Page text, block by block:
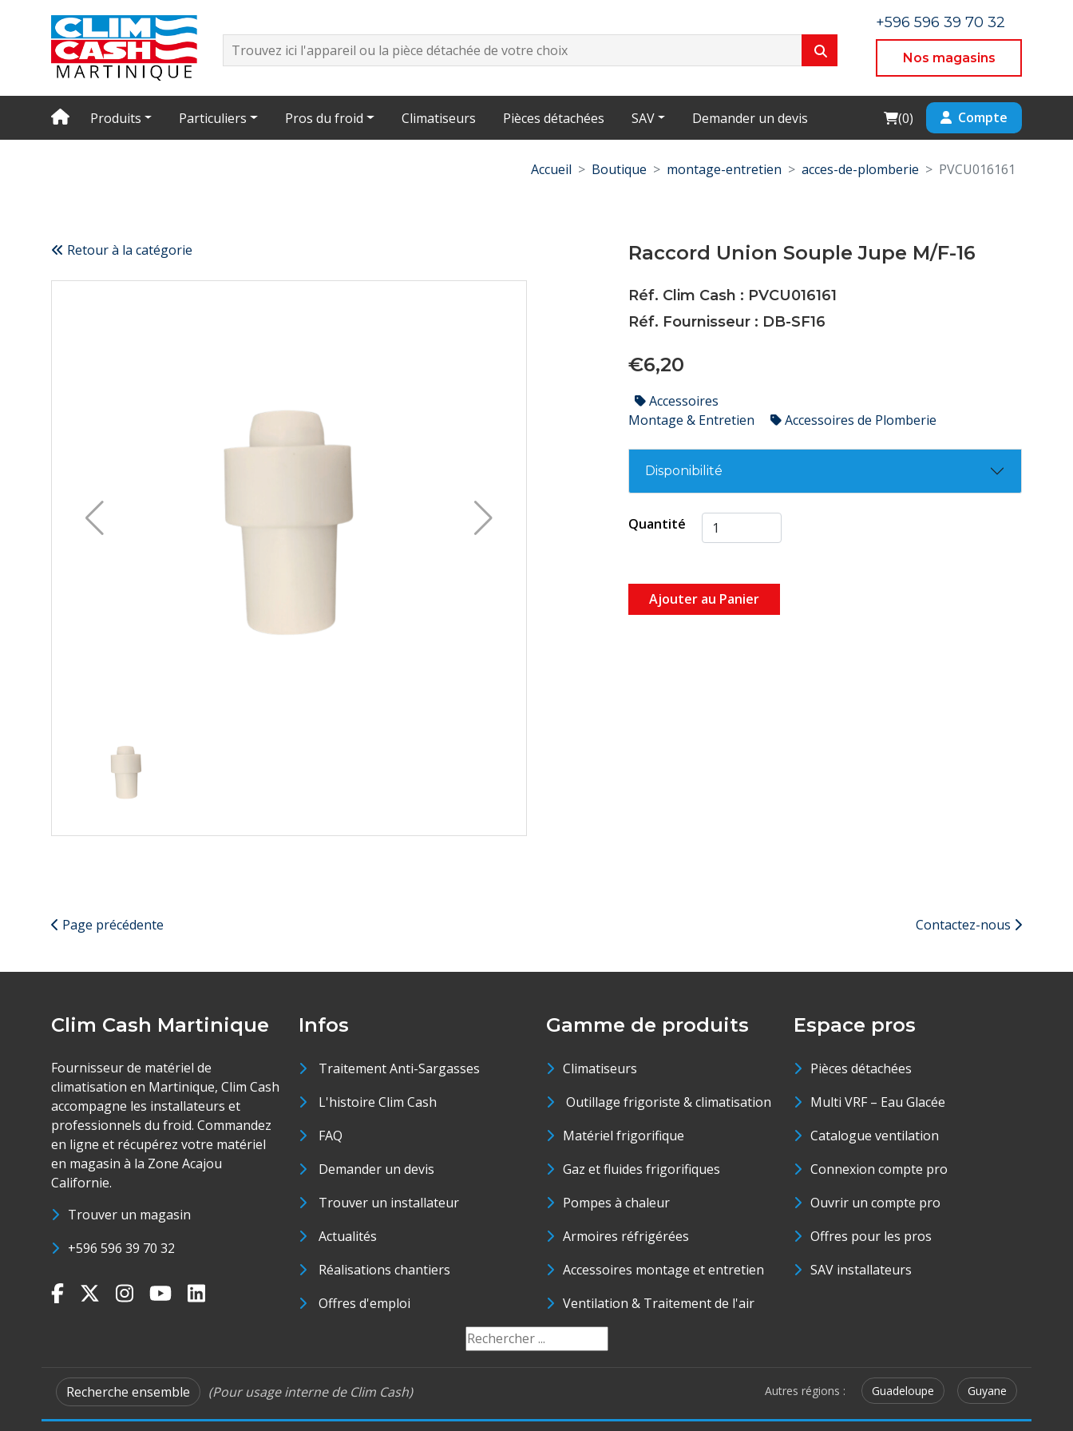
+596 596 39 70 32
Nos magasins
Produits Particuliers Pros du froid Climatiseurs Pièces détachées SAV Demander un devis Cart
(0) Compte
Accueil Boutique montage-entretien acces-de-plomberie PVCU016161
Retour à la catégorie Raccord Union Souple Jupe M/F-16
Réf. Clim Cash : PVCU016161
Réf. Fournisseur : DB-SF16
€6,20
Accessoires
Montage & Entretien
Accessoires de Plomberie
Disponibilité
Quantité
Ajouter au Panier
Page précédente Contactez-nous
Clim Cash Martinique
Fournisseur de matériel de
climatisation en Martinique, Clim Cash
accompagne les installateurs et
professionnels du froid. Commandez
en ligne et récupérez votre matériel
en magasin à la Zone Acajou
Californie.
Trouver un magasin
+596 596 39 70 32
Infos
Traitement Anti-Sargasses
L'histoire Clim Cash
FAQ
Demander un devis
Trouver un installateur
Actualités
Réalisations chantiers
Offres d'emploi
Gamme de produits
Climatiseurs
Outillage frigoriste & climatisation
Matériel frigorifique
Gaz et fluides frigorifiques
Pompes à chaleur
Armoires réfrigérées
Accessoires montage et entretien
Ventilation & Traitement de l'air
Espace pros
Pièces détachées
Multi VRF – Eau Glacée
Catalogue ventilation
Connexion compte pro
Ouvrir un compte pro
Offres pour les pros
SAV installateurs
Recherche ensemble (Pour usage interne de Clim Cash) Autres régions : Guadeloupe Guyane